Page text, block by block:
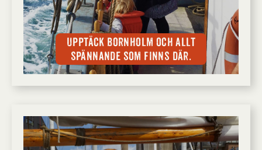
Upptäck Bornholm och allt
spännande som finns där.